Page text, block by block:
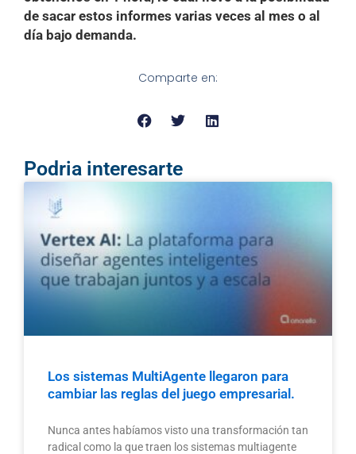
de sacar estos informes varias veces al mes o al
día bajo demanda.
Comparte en:
Podria interesarte
Los sistemas MultiAgente llegaron para
cambiar las reglas del juego empresarial.
Nunca antes habíamos visto una transformación tan
radical como la que traen los sistemas multiagente